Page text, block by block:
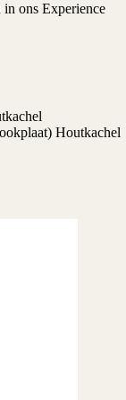
in ons Experience
Houtkachel